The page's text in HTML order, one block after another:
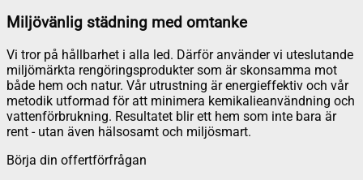
Miljövänlig städning med omtanke
Vi tror på hållbarhet i alla led. Därför använder vi uteslutande
miljömärkta rengöringsprodukter som är skonsamma mot
både hem och natur. Vår utrustning är energieffektiv och vår
metodik utformad för att minimera kemikalieanvändning och
vattenförbrukning. Resultatet blir ett hem som inte bara är
rent - utan även hälsosamt och miljösmart.
Börja din offertförfrågan